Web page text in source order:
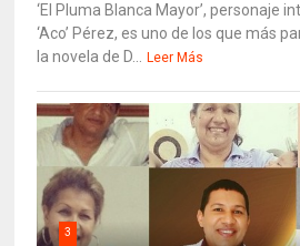
‘El Pluma Blanca Mayor’, personaje
‘Aco’ Pérez, es uno de los que más
la novela de D...
Leer Más
3